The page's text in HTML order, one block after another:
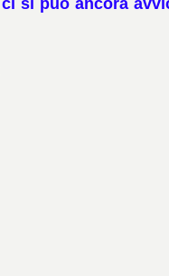
ci si può ancora